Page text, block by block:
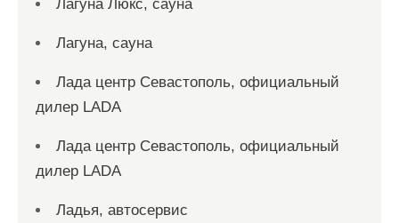
Лагуна Люкс, сауна
Лагуна, сауна
Лада центр Севастополь, официальный
дилер LADA
Лада центр Севастополь, официальный
дилер LADA
Ладья, автосервис